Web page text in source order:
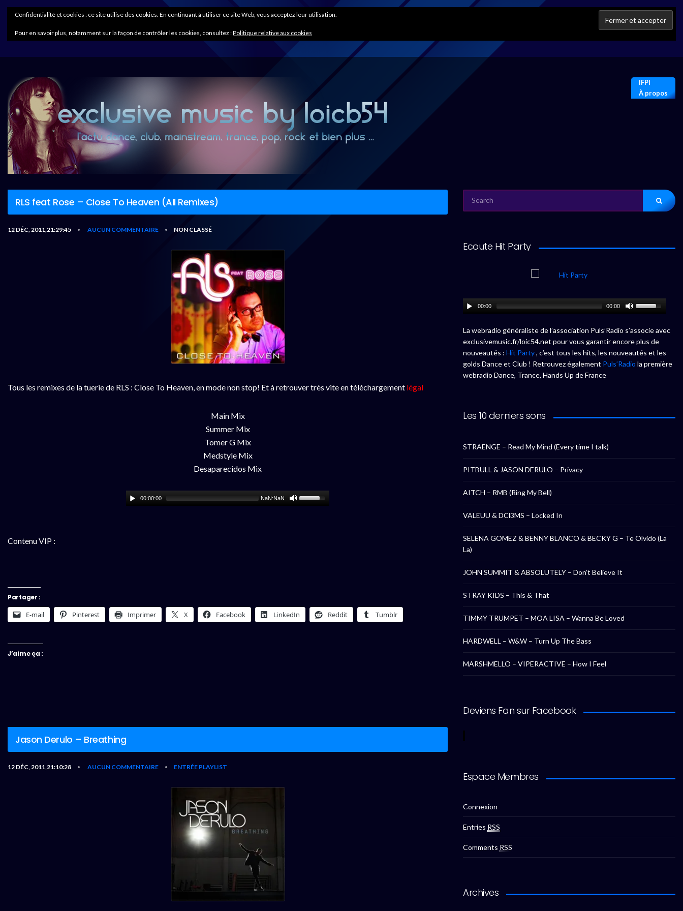
IFPI
À propos
RLS feat Rose – Close To Heaven (All Remixes)
12 DÉC, 2011,21:29:45 • AUCUN COMMENTAIRE • NON CLASSÉ
Tous les remixes de la tuerie de RLS : Close To Heaven, en mode non stop! Et à retrouver très vite en téléchargement légal
Main Mix
Summer Mix
Tomer G Mix
Medstyle Mix
Desaparecidos Mix
00:00:00 NaN:NaN
Contenu VIP :
Partager :
E-mail Pinterest Imprimer X Facebook LinkedIn Reddit Tumblr
J’aime ça :
Jason Derulo – Breathing
12 DÉC, 2011,21:10:28 • AUCUN COMMENTAIRE • ENTRÉE PLAYLIST
FOR:
Ecoute Hit Party
00:00 00:00
La webradio généraliste de l’association Puls’Radio s’associe avec
exclusivemusic.fr/loic54.net pour vous garantir encore plus de
nouveautés : Hit Party, c’est tous les hits, les nouveautés et les
golds Dance et Club ! Retrouvez également Puls’Radio la première
webradio Dance, Trance, Hands Up de France
Les 10 derniers sons
STRAENGE – Read My Mind (Every time I talk)
PITBULL & JASON DERULO – Privacy
AITCH – RMB (Ring My Bell)
VALEUU & DCl3MS – Locked In
SELENA GOMEZ & BENNY BLANCO & BECKY G – Te Olvido (La
La)
JOHN SUMMIT & ABSOLUTELY – Don’t Believe It
STRAY KIDS – This & That
TIMMY TRUMPET – MOA LISA – Wanna Be Loved
HARDWELL – W&W – Turn Up The Bass
MARSHMELLO – VIPERACTIVE – How I Feel
Deviens Fan sur Facebook
Espace Membres
Connexion
Entries RSS
Comments RSS
Archives
Confidentialité et cookies : ce site utilise des cookies. En continuant à utiliser ce site Web, vous acceptez leur utilisation.
Pour en savoir plus, notamment sur la façon de contrôler les cookies, consultez :Politique relative aux cookies